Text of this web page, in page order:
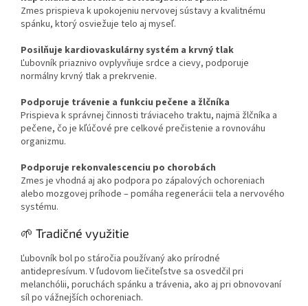
Zmes prispieva k upokojeniu nervovej sústavy a kvalitnému
spánku, ktorý osviežuje telo aj myseľ.
Posilňuje kardiovaskulárny systém a krvný tlak
Ľubovník priaznivo ovplyvňuje srdce a cievy, podporuje
normálny krvný tlak a prekrvenie.
Podporuje trávenie a funkciu pečene a žlčníka
Prispieva k správnej činnosti tráviaceho traktu, najmä žlčníka a
pečene, čo je kľúčové pre celkové prečistenie a rovnováhu
organizmu.
Podporuje rekonvalescenciu po chorobách
Zmes je vhodná aj ako podpora po zápalových ochoreniach
alebo mozgovej príhode – pomáha regenerácii tela a nervového
systému.
🌱 Tradičné využitie
Ľubovník bol po stáročia používaný ako prírodné
antidepresívum. V ľudovom liečiteľstve sa osvedčil pri
melanchólii, poruchách spánku a trávenia, ako aj pri obnovovaní
síl po vážnejších ochoreniach.